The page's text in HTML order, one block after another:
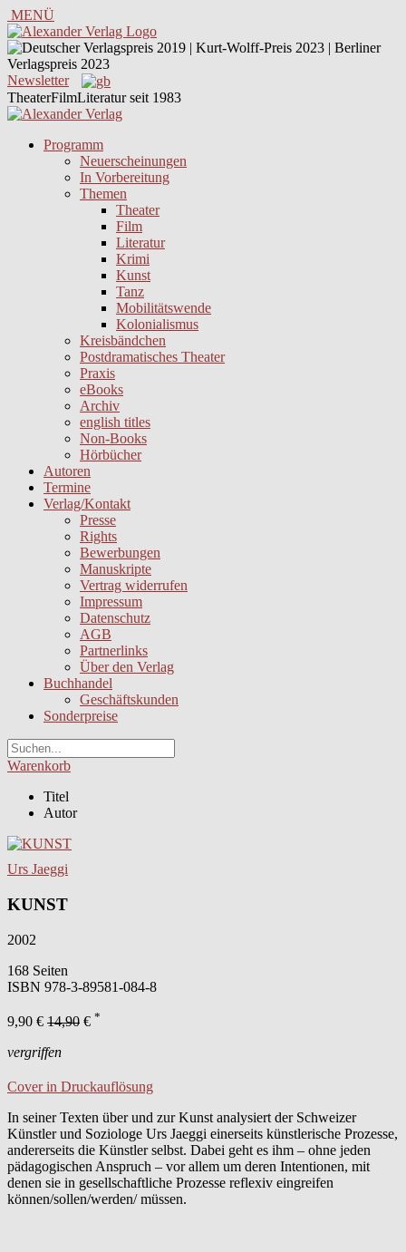
MENÜ
Newsletter
TheaterFilmLiteratur seit 1983
Programm
Neuerscheinungen
In Vorbereitung
Themen
Theater
Film
Literatur
Krimi
Kunst
Tanz
Mobilitätswende
Kolonialismus
Kreisbändchen
Postdramatisches Theater
Praxis
eBooks
Archiv
english titles
Non-Books
Hörbücher
Autoren
Termine
Verlag/Kontakt
Presse
Rights
Bewerbungen
Manuskripte
Vertrag widerrufen
Impressum
Datenschutz
AGB
Partnerlinks
Über den Verlag
Buchhandel
Geschäftskunden
Sonderpreise
Warenkorb
Titel
Autor
Urs Jaeggi
KUNST
2002
168 Seiten
ISBN 978-3-89581-084-8
9,90 € 14,90 € *
vergriffen
Cover in Druckauflösung
In seiner Texten über und zur Kunst analysiert der Schweizer
Künstler und Soziologe Urs Jaeggi einerseits künstlerische Prozesse,
andererseits die Künstler selbst. Dabei geht es ihm – ohne jeden
pädagogischen Anspruch – vor allem um deren Intentionen, mit
denen sie in gesellschaftliche Prozesse reflexiv eingreifen
können/sollen/werden/ müssen.